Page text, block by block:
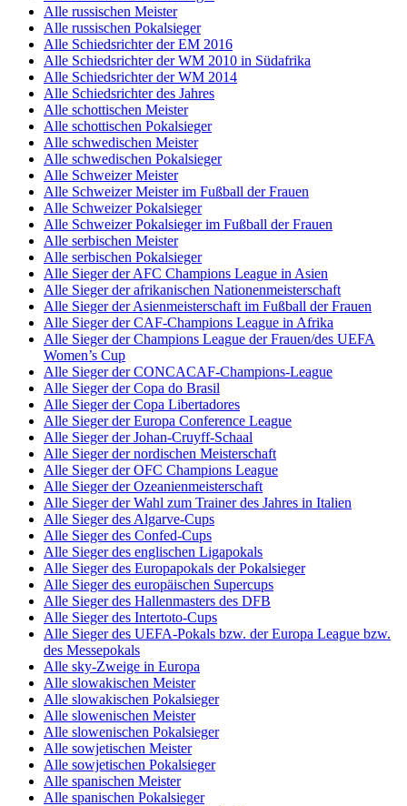
Alle russischen Meister
Alle russischen Pokalsieger
Alle Schiedsrichter der EM 2016
Alle Schiedsrichter der WM 2010 in Südafrika
Alle Schiedsrichter der WM 2014
Alle Schiedsrichter des Jahres
Alle schottischen Meister
Alle schottischen Pokalsieger
Alle schwedischen Meister
Alle schwedischen Pokalsieger
Alle Schweizer Meister
Alle Schweizer Meister im Fußball der Frauen
Alle Schweizer Pokalsieger
Alle Schweizer Pokalsieger im Fußball der Frauen
Alle serbischen Meister
Alle serbischen Pokalsieger
Alle Sieger der AFC Champions League in Asien
Alle Sieger der afrikanischen Nationenmeisterschaft
Alle Sieger der Asienmeisterschaft im Fußball der Frauen
Alle Sieger der CAF-Champions League in Afrika
Alle Sieger der Champions League der Frauen/des UEFA
Women’s Cup
Alle Sieger der CONCACAF-Champions-League
Alle Sieger der Copa do Brasil
Alle Sieger der Copa Libertadores
Alle Sieger der Europa Conference League
Alle Sieger der Johan-Cruyff-Schaal
Alle Sieger der nordischen Meisterschaft
Alle Sieger der OFC Champions League
Alle Sieger der Ozeanienmeisterschaft
Alle Sieger der Wahl zum Trainer des Jahres in Italien
Alle Sieger des Algarve-Cups
Alle Sieger des Confed-Cups
Alle Sieger des englischen Ligapokals
Alle Sieger des Europapokals der Pokalsieger
Alle Sieger des europäischen Supercups
Alle Sieger des Hallenmasters des DFB
Alle Sieger des Intertoto-Cups
Alle Sieger des UEFA-Pokals bzw. der Europa League bzw.
des Messepokals
Alle sky-Zweige in Europa
Alle slowakischen Meister
Alle slowakischen Pokalsieger
Alle slowenischen Meister
Alle slowenischen Pokalsieger
Alle sowjetischen Meister
Alle sowjetischen Pokalsieger
Alle spanischen Meister
Alle spanischen Pokalsieger